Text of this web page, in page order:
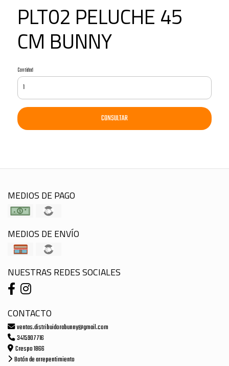
PLT02 PELUCHE 45
CM BUNNY
Cantidad
CONSULTAR
MEDIOS DE PAGO
MEDIOS DE ENVÍO
NUESTRAS REDES SOCIALES
CONTACTO
ventas.distribuidorabunny@gmail.com
3415907716
Crespo 1866
Botón de arrepentimiento